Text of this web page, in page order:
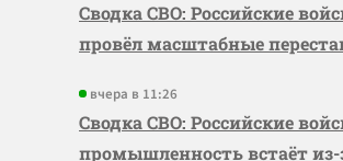
Сводка СВО: Российские
провёл масштабные
вчера в 11:26
Сводка СВО: Российские
промышленность встаёт из-